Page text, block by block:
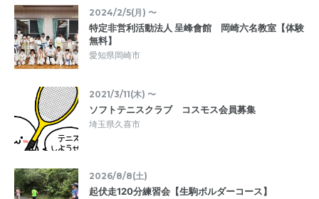
2024/2/5(月) 〜
特定非営利活動法人 呈峰會館 岡崎六名教室【体験
無料】
愛知県岡崎市
2021/3/11(木) 〜
ソフトテニスクラブ コスモス会員募集
埼玉県久喜市
2026/8/8(土)
起伏走120分練習会【生駒ボルダーコース】